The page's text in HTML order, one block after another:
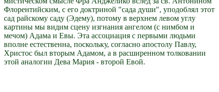
Флорентийским, с его доктриной "сада души", уподоблял этот
сад райскому саду (Эдему), потому в верхнем левом углу
картины мы видим сцену изгнания ангелом (с нимбом и
мечом) Адама и Евы. Эта ассоциация с первыми людьми
вполне естественна, поскольку, согласно апостолу Павлу,
Христос был вторым Адамом, а в расширенном толковании
этой аналогии Дева Мария - второй Евой.